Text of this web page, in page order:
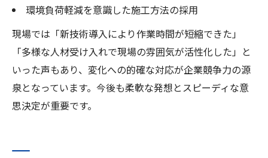
環境負荷軽減を意識した施工方法の採用
現場では「新技術導入により作業時間が短縮できた」
「多様な人材受け入れで現場の雰囲気が活性化した」と
いった声もあり、変化への的確な対応が企業競争力の源
泉となっています。今後も柔軟な発想とスピーディな意
思決定が重要です。